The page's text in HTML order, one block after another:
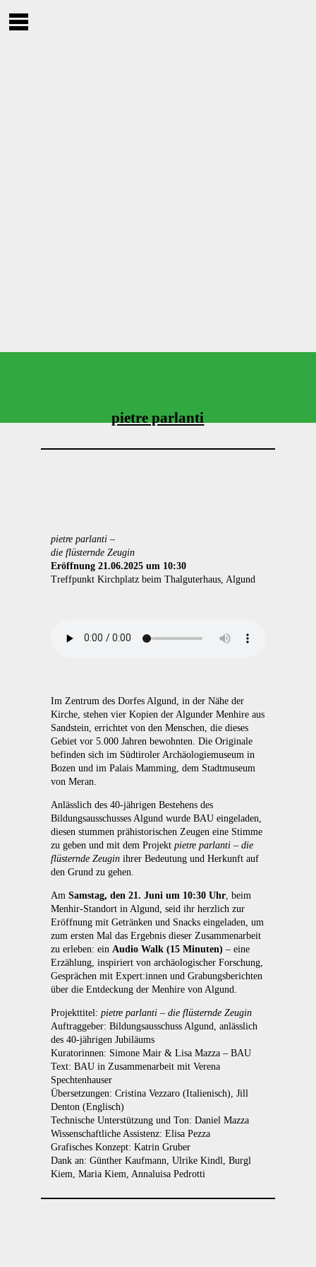
pietre parlanti
pietre parlanti –
die flüsternde Zeugin
Eröffnung 21.06.2025 um 10:30
Treffpunkt Kirchplatz beim Thalguterhaus, Algund
Im Zentrum des Dorfes Algund, in der Nähe der
Kirche, stehen vier Kopien der Algunder Menhire aus
Sandstein, errichtet von den Menschen, die dieses
Gebiet vor 5.000 Jahren bewohnten. Die Originale
befinden sich im Südtiroler Archäologiemuseum in
Bozen und im Palais Mamming, dem Stadtmuseum
von Meran.
Anlässlich des 40-jährigen Bestehens des
Bildungsausschusses Algund wurde BAU eingeladen,
diesen stummen prähistorischen Zeugen eine Stimme
zu geben und mit dem Projekt pietre parlanti – die
flüsternde Zeuginihrer Bedeutung und Herkunft auf
den Grund zu gehen.
Am Samstag, den 21. Juni um 10:30 Uhr, beim
Menhir-Standort in Algund, seid ihr herzlich zur
Eröffnung mit Getränken und Snacks eingeladen, um
zum ersten Mal das Ergebnis dieser Zusammenarbeit
zu erleben: ein Audio Walk (15 Minuten) – eine
Erzählung, inspiriert von archäologischer Forschung,
Gesprächen mit Expert:innen und Grabungsberichten
über die Entdeckung der Menhire von Algund.
Projekttitel: pietre parlanti – die flüsternde Zeugin
Auftraggeber: Bildungsausschuss Algund, anlässlich
des 40-jährigen Jubiläums
Kuratorinnen: Simone Mair & Lisa Mazza – BAU
Text: BAU in Zusammenarbeit mit Verena
Spechtenhauser
Übersetzungen: Cristina Vezzaro (Italienisch), Jill
Denton (Englisch)
Technische Unterstützung und Ton: Daniel Mazza
Wissenschaftliche Assistenz: Elisa Pezza
Grafisches Konzept: Katrin Gruber
Dank an: Günther Kaufmann, Ulrike Kindl, Burgl
Kiem, Maria Kiem, Annaluisa Pedrotti